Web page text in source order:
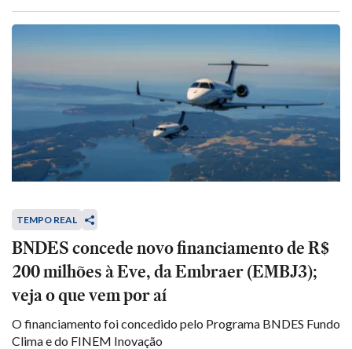
TEMPO REAL
BNDES concede novo financiamento de R$
200 milhões à Eve, da Embraer (EMBJ3);
veja o que vem por aí
O financiamento foi concedido pelo Programa BNDES Fundo
Clima e do FINEM Inovação